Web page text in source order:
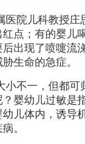
医院儿科教授庄
点；有的婴儿
出现了喷嚏流
生命的急症。
小不一，但都可
婴幼儿过敏是
儿体内，诱导
。